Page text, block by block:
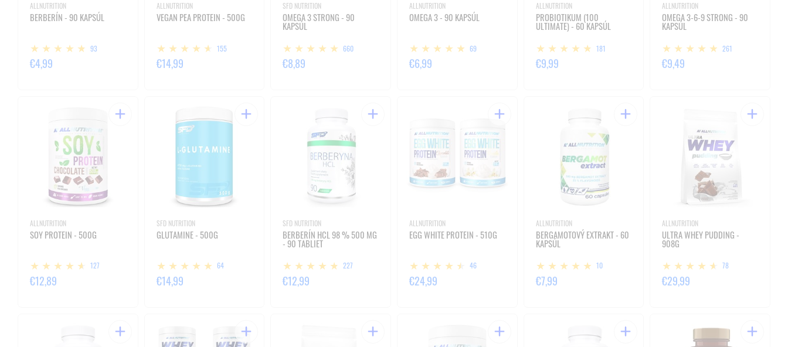
ALLNUTRITION
BERBERÍN - 90 KAPSÚL
93
€4,99
ALLNUTRITION
VEGAN PEA PROTEIN - 500G
155
€14,99
SFD NUTRITION
OMEGA 3 STRONG - 90
KAPSÚL
660
€8,89
ALLNUTRITION
OMEGA 3 - 90 KAPSÚL
69
€6,99
ALLNUTRITION
PROBIOTIKUM (100
ULTIMATE) - 60 KAPSÚL
181
€9,99
ALLNUTRITION
OMEGA 3-6-9 STRONG - 90
KAPSÚL
261
€9,49
ALLNUTRITION
SOY PROTEIN - 500G
127
€12,89
SFD NUTRITION
GLUTAMINE - 500G
64
€14,99
SFD NUTRITION
BERBERÍN HCL 98 % 500 MG
- 90 TABLIET
227
€12,99
ALLNUTRITION
EGG WHITE PROTEIN - 510G
46
€24,99
ALLNUTRITION
BERGAMOTOVÝ EXTRAKT - 60
KAPSÚL
10
€7,99
ALLNUTRITION
ULTRA WHEY PUDDING -
908G
78
€29,99